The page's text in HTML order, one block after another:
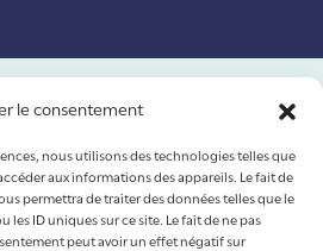
le consentement
nous utilisons des technologies telles que
aux informations des appareils. Le fait de
permettra de traiter des données telles que le
ID uniques sur ce site. Le fait de ne pas
peut avoir un effet négatif sur
certifications